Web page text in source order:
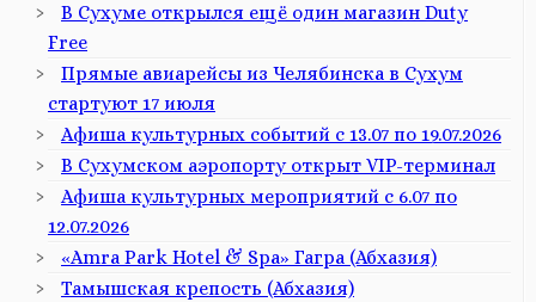
В Сухуме открылся ещё один магазин Duty
Free
Прямые авиарейсы из Челябинска в Сухум
стартуют 17 июля
Афиша культурных событий с 13.07 по 19.07.2026
В Сухумском аэропорту открыт VIP-терминал
Афиша культурных мероприятий с 6.07 по
12.07.2026
«Amra Park Hotel & Spa» Гагра (Абхазия)
Тамышская крепость (Абхазия)